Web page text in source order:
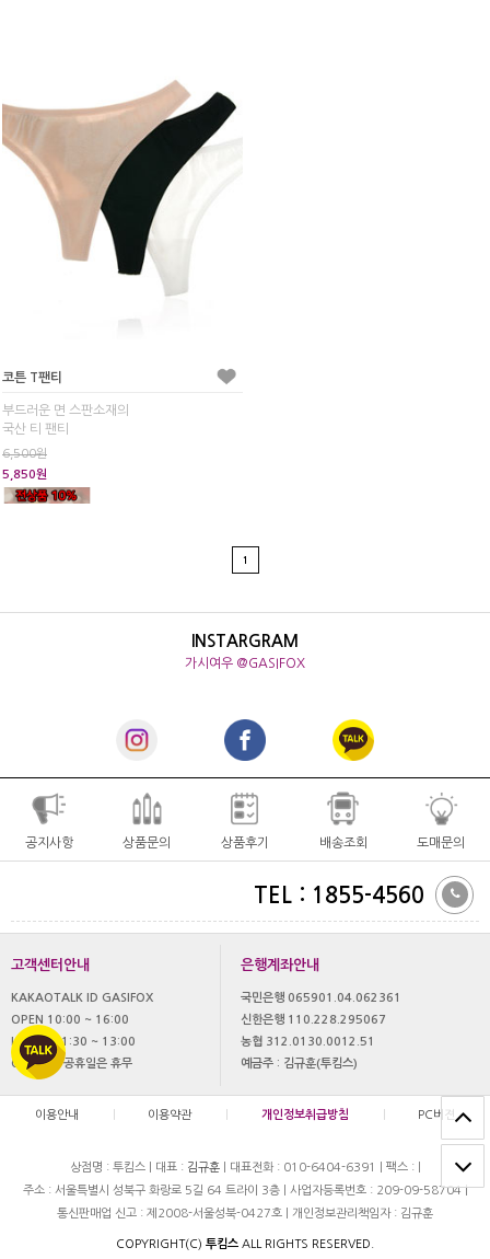
코튼 T팬티
부드러운 면 스판소재의
국산 티 팬티
6,500원
5,850원
1
INSTARGRAM
가시여우 @GASIFOX
공지사항 상품문의 상품후기 배송조회 도매문의
TEL : 1855-4560
고객센터안내
KAKAOTALK ID GASIFOX
OPEN 10:00 ~ 16:00
LUNCH 11:30 ~ 13:00
OFF 토,일 공휴일은 휴무
은행계좌안내
국민은행 065901.04.062361
신한은행 110.228.295067
농협 312.0130.0012.51
예금주 : 김규훈(투킴스)
이용안내 이용약관 개인정보취급방침 PC버젼
상점명 : 투킴스 대표 : 김규훈 대표전화 : 010-6404-6391 팩스 :
주소 : 서울특별시 성북구 화랑로 5길 64 트라이 3층
사업자등록번호 : 209-09-58704 |
통신판매업 신고 : 제2008-서울성북-0427호
개인정보관리책임자 : 김규훈
COPYRIGHT(C) 투킴스 ALL RIGHTS RESERVED.